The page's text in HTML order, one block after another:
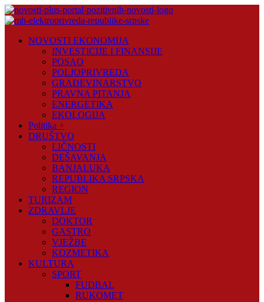
Skip
to
Plus
NOVOSTI EKONOMIJA
INVESTICIJE I FINANSIJE
POSAO
POLJOPRIVREDA
GRAĐEVINARSTVO
PRAVNA PITANJA
ENERGETIKA
EKOLOGIJA
Politika +
DRUŠTVO
LIČNOSTI
DEŠAVANJA
BANJALUKA
REPUBLIKA SRPSKA
REGION
TURIZAM
ZDRAVLJE
DOKTOR
GASTRO
VJEŽBE
KOZMETIKA
KULTURA
SPORT
FUDBAL
RUKOMET